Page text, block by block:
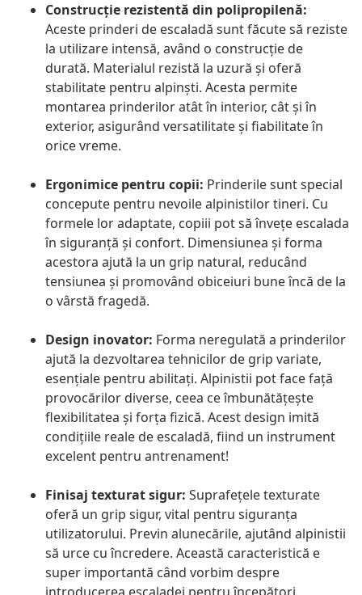
Construcție rezistentă din polipropilenă:
Aceste prinderi de escaladă sunt făcute să reziste
la utilizare intensă, având o construcție de
durată. Materialul rezistă la uzură și oferă
stabilitate pentru alpinști. Acesta permite
montarea prinderilor atât în interior, cât și în
exterior, asigurând versatilitate și fiabilitate în
orice vreme.
Ergonimice pentru copii: Prinderile sunt special
concepute pentru nevoile alpinistilor tineri. Cu
formele lor adaptate, copiii pot să învețe escalada
în siguranță și confort. Dimensiunea și forma
acestora ajută la un grip natural, reducând
tensiunea și promovând obiceiuri bune încă de la
o vârstă fragedă.
Design inovator: Forma neregulată a prinderilor
ajută la dezvoltarea tehnicilor de grip variate,
esențiale pentru abilitați. Alpinistii pot face față
provocărilor diverse, ceea ce îmbunătățește
flexibilitatea și forța fizică. Acest design imită
condițiile reale de escaladă, fiind un instrument
excelent pentru antrenament!
Finisaj texturat sigur: Suprafețele texturate
oferă un grip sigur, vital pentru siguranța
utilizatorului. Previn alunecările, ajutând alpinistii
să urce cu încredere. Această caracteristică e
super importantă când vorbim despre